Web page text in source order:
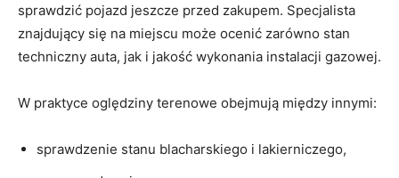
sprawdzić pojazd jeszcze przed zakupem. Specjalista
znajdujący się na miejscu może ocenić zarówno stan
techniczny auta, jak i jakość wykonania instalacji gazowej.
W praktyce oględziny terenowe obejmują między innymi:
sprawdzenie stanu blacharskiego i lakierniczego,